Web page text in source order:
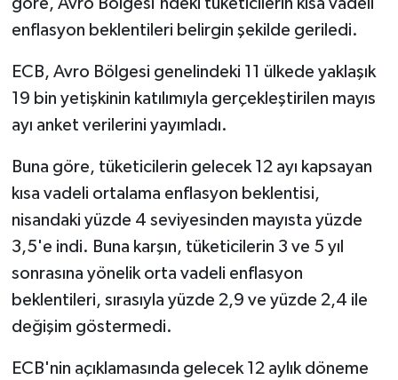
enflasyon beklentileri belirgin şekilde geriledi.
ECB, Avro Bölgesi genelindeki 11 ülkede yaklaşık
19 bin yetişkinin katılımıyla gerçekleştirilen mayıs
ayı anket verilerini yayımladı.
Buna göre, tüketicilerin gelecek 12 ayı kapsayan
kısa vadeli ortalama enflasyon beklentisi,
nisandaki yüzde 4 seviyesinden mayısta yüzde
3,5'e indi. Buna karşın, tüketicilerin 3 ve 5 yıl
sonrasına yönelik orta vadeli enflasyon
beklentileri, sırasıyla yüzde 2,9 ve yüzde 2,4 ile
değişim göstermedi.
ECB'nin açıklamasında gelecek 12 aylık döneme